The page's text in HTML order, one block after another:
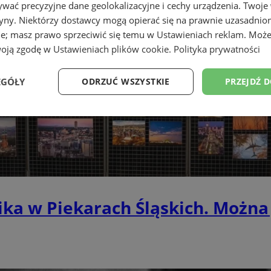
w Piekarach Śląskich.
precyzyjne dane geolokalizacyjne i cechy urządzenia.
Niektórzy dostawcy mogą opierać się na prawnie
masz prawo sprzeciwić się temu w Ustawieniach reklam.
zgodę w Ustawieniach plików cookie. Polityka prywatności
PRZEJDŹ
ODRZUĆ WSZYSTKIE
Wydajność Targetowanie Funkcjonalność
Wydajność Targetowanie Funkcjonalność